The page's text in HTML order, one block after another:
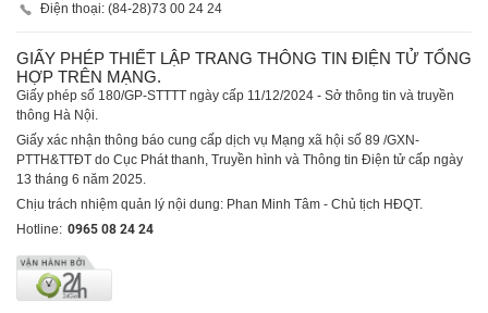
Điện thoại: (84-28)73 00 24 24
GIẤY PHÉP THIẾT LẬP TRANG THÔNG TIN ĐIỆN TỬ TỔNG
HỢP TRÊN MẠNG.
Giấy phép số 180/GP-STTTT ngày cấp 11/12/2024 - Sở thông tin và truyền
thông Hà Nội.
Giấy xác nhận thông báo cung cấp dịch vụ Mạng xã hội số 89 /GXN-
PTTH&TTĐT do Cục Phát thanh, Truyền hình và Thông tin Điện tử cấp ngày
13 tháng 6 năm 2025.
Chịu trách nhiệm quản lý nội dung: Phan Minh Tâm - Chủ tịch HĐQT.
Hotline: 0965 08 24 24